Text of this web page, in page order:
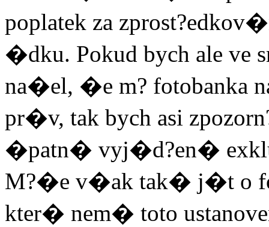
poplatek za
�dku. Pokud bych ale
na�el, �e m? fotobanka
pr�v, tak bych asi
�patn� vyj�d?en�
M?�e v�ak tak� j�t o
kter� nem� toto